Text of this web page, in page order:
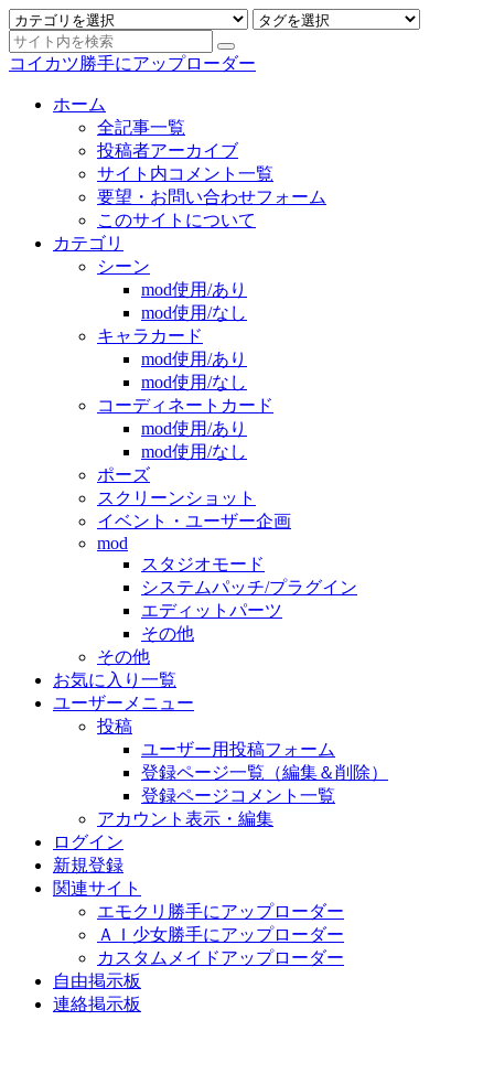
コイカツ勝手にアップローダー
ホーム
全記事一覧
投稿者アーカイブ
サイト内コメント一覧
要望・お問い合わせフォーム
このサイトについて
カテゴリ
シーン
mod使用/あり
mod使用/なし
キャラカード
mod使用/あり
mod使用/なし
コーディネートカード
mod使用/あり
mod使用/なし
ポーズ
スクリーンショット
イベント・ユーザー企画
mod
スタジオモード
システムパッチ/プラグイン
エディットパーツ
その他
その他
お気に入り一覧
ユーザーメニュー
投稿
ユーザー用投稿フォーム
登録ページ一覧（編集＆削除）
登録ページコメント一覧
アカウント表示・編集
ログイン
新規登録
関連サイト
エモクリ勝手にアップローダー
ＡＩ少女勝手にアップローダー
カスタムメイドアップローダー
自由掲示板
連絡掲示板